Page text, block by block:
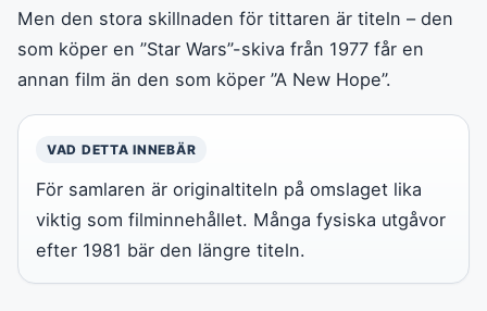
Men den stora skillnaden för tittaren är titeln – den
som köper en ”Star Wars”-skiva från 1977 får en
annan film än den som köper ”A New Hope”.
VAD DETTA INNEBÄR
För samlaren är originaltiteln på omslaget lika
viktig som filminnehållet. Många fysiska utgåvor
efter 1981 bär den längre titeln.